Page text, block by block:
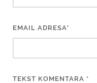
EMAIL ADRESA*
TEKST KOMENTARA *